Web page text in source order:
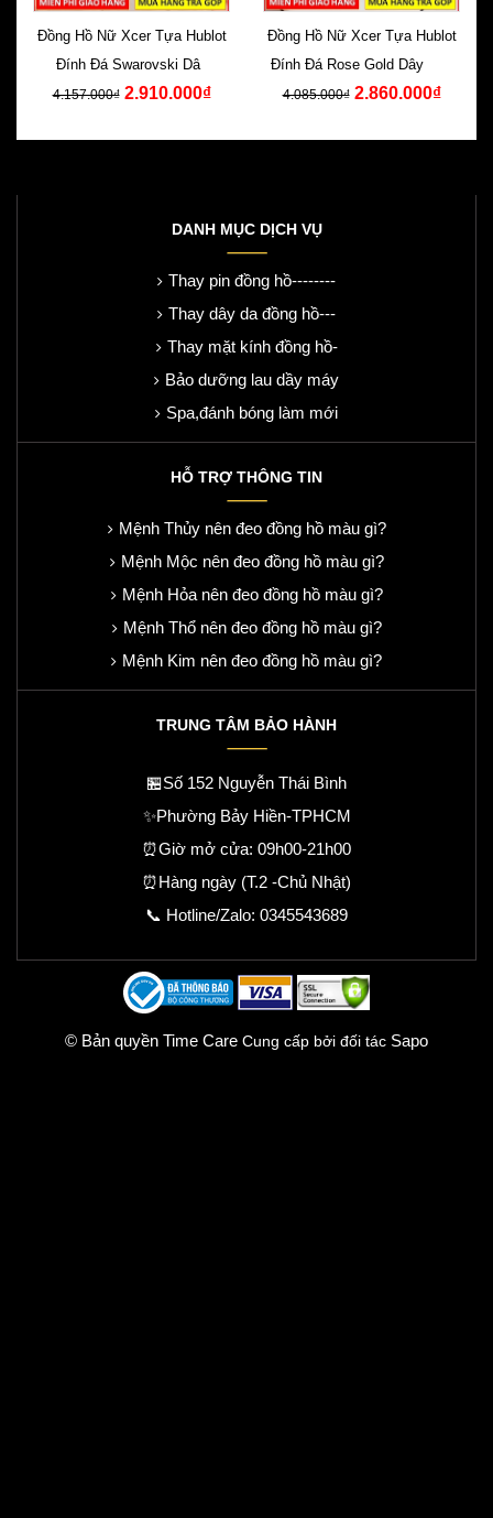
Đồng Hồ Nữ Xcer Tựa Hublot
Đính Đá Swarovski Dây
Silicone Xanh
4.157.000₫ 2.910.000₫
Đồng Hồ Nữ Xcer Tựa Hublot
Đính Đá Rose Gold Dây Cao
Su Đen
4.085.000₫ 2.860.000₫
DANH MỤC DỊCH VỤ
Thay pin đồng hồ--------
Thay dây da đồng hồ---
Thay mặt kính đồng hồ-
Bảo dưỡng lau dầy máy
Spa,đánh bóng làm mới
HỖ TRỢ THÔNG TIN
Mệnh Thủy nên đeo đồng hồ màu gì?
Mệnh Mộc nên đeo đồng hồ màu gì?
Mệnh Hỏa nên đeo đồng hồ màu gì?
Mệnh Thổ nên đeo đồng hồ màu gì?
Mệnh Kim nên đeo đồng hồ màu gì?
TRUNG TÂM BẢO HÀNH
🏪Số 152 Nguyễn Thái Bình
✨Phường Bảy Hiền-TPHCM
⏰Giờ mở cửa: 09h00-21h00
⏰Hàng ngày (T.2 -Chủ Nhật)
📞 Hotline/Zalo: 0345543689
© Bản quyền Time Care Cung cấp bởi đối tác Sapo